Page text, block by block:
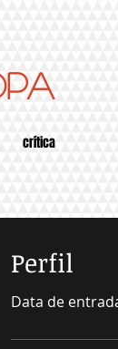
crítica
Perfil
Data de